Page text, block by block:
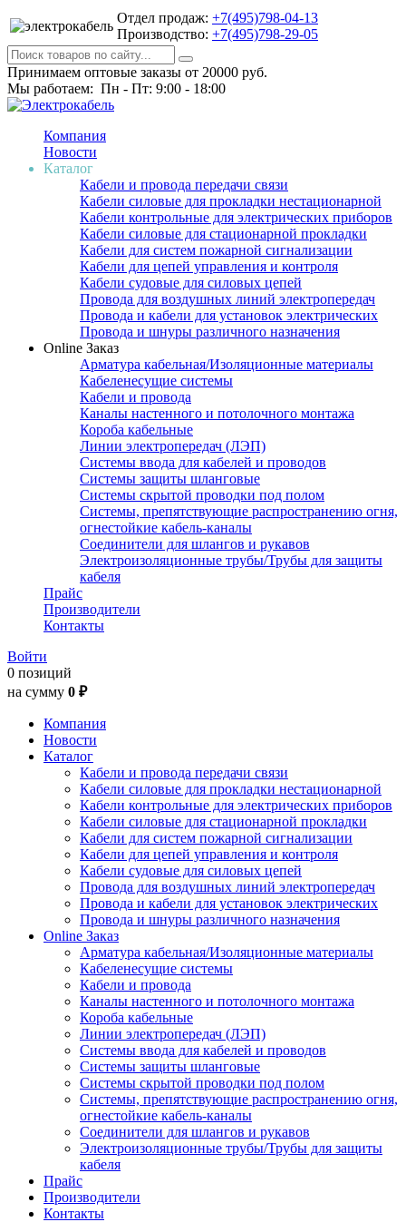
Отдел продаж: +7(495)798-04-13
Производство: +7(495)798-29-05
Принимаем оптовые заказы от 20000 руб.
Мы работаем: Пн - Пт: 9:00 - 18:00
Компания
Новости
Каталог
Кабели и провода передачи связи
Кабели силовые для прокладки нестационарной
Кабели контрольные для электрических приборов
Кабели силовые для стационарной прокладки
Кабели для систем пожарной сигнализации
Кабели для цепей управления и контроля
Кабели судовые для силовых цепей
Провода для воздушных линий электропередач
Провода и кабели для установок электрических
Провода и шнуры различного назначения
Online Заказ
Арматура кабельная/Изоляционные материалы
Кабеленесущие системы
Кабели и провода
Каналы настенного и потолочного монтажа
Короба кабельные
Линии электропередач (ЛЭП)
Системы ввода для кабелей и проводов
Системы защиты шланговые
Системы скрытой проводки под полом
Системы, препятствующие распространению огня,
огнестойкие кабель-каналы
Соединители для шлангов и рукавов
Электроизоляционные трубы/Трубы для защиты
кабеля
Прайс
Производители
Контакты
Войти
0 позиций
на сумму 0 ₽
Компания
Новости
Каталог
Кабели и провода передачи связи
Кабели силовые для прокладки нестационарной
Кабели контрольные для электрических приборов
Кабели силовые для стационарной прокладки
Кабели для систем пожарной сигнализации
Кабели для цепей управления и контроля
Кабели судовые для силовых цепей
Провода для воздушных линий электропередач
Провода и кабели для установок электрических
Провода и шнуры различного назначения
Online Заказ
Арматура кабельная/Изоляционные материалы
Кабеленесущие системы
Кабели и провода
Каналы настенного и потолочного монтажа
Короба кабельные
Линии электропередач (ЛЭП)
Системы ввода для кабелей и проводов
Системы защиты шланговые
Системы скрытой проводки под полом
Системы, препятствующие распространению огня,
огнестойкие кабель-каналы
Соединители для шлангов и рукавов
Электроизоляционные трубы/Трубы для защиты
кабеля
Прайс
Производители
Контакты